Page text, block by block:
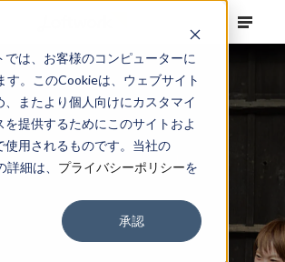
では、お客様のコンピューターに
す。このCookieは、ウェブサイト
、またより個人向けにカスタマイ
を提供するためにこのサイトおよ
使用されるものです。当社の
細は、 プライバシーポリシーを
承認